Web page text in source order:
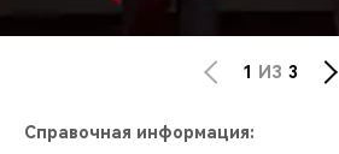
1 ИЗ 3
Справочная информация: